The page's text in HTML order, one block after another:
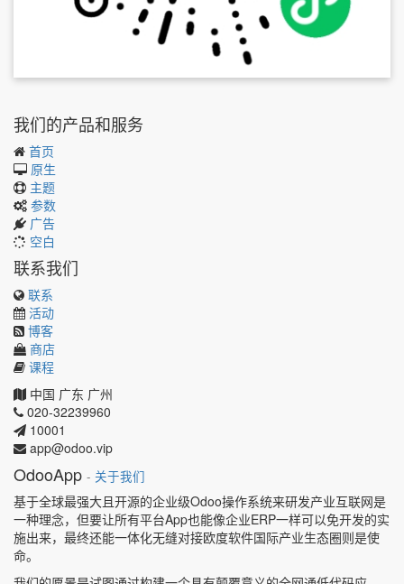
我们的产品和服务
首页
原生
主题
参数
广告
空白
联系我们
联系
活动
博客
商店
课程
中国 广东 广州
020-32239960
10001
app@odoo.vip
OdooApp - 关于我们
基于全球最强大且开源的企业级Odoo操作系统来研发产业互联网是
一种理念，但要让所有平台App也能像企业ERP一样可以免开发的实
施出来，最终还能一体化无缝对接欧度软件国际产业生态圈则是使
命。